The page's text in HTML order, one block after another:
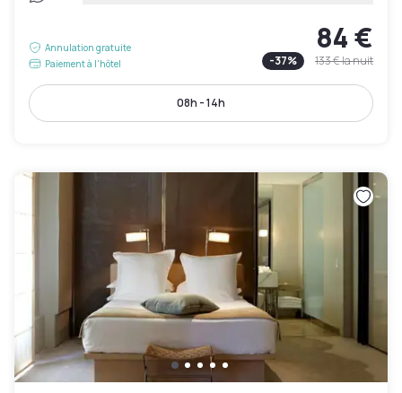
Annulation gratuite
Paiement à l'hôtel
84 €
-37% 133 €la nuit
08h - 14h